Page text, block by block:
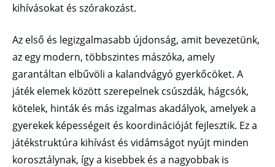
kihívásokat és szórakozást.
Az első és legizgalmasabb újdonság, amit bevezetünk,
az egy modern, többszintes mászóka, amely
garantáltan elbűvöli a kalandvágyó gyerkőcöket. A
játék elemek között szerepelnek csúszdák, hágcsók,
kötelek, hinták és más izgalmas akadályok, amelyek a
gyerekek képességeit és koordinációját fejlesztik. Ez a
játékstruktúra kihívást és vidámságot nyújt minden
korosztálynak, így a kisebbek és a nagyobbak is